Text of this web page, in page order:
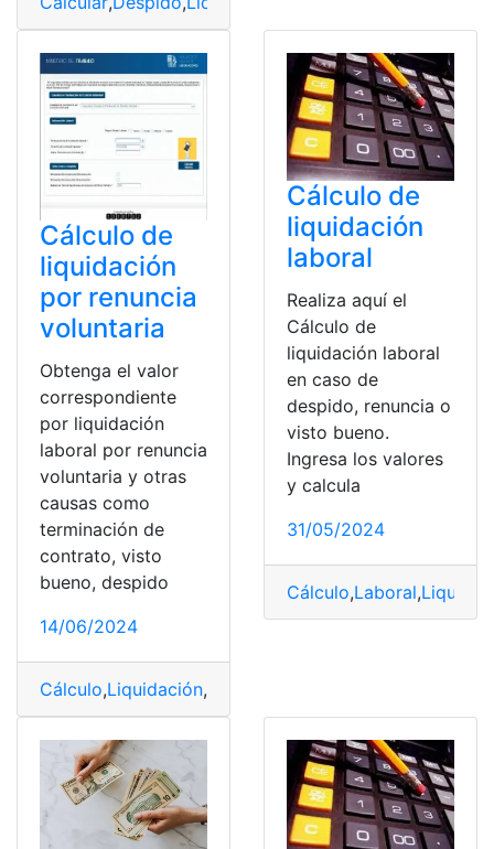
Cálculo de
liquidación
por renuncia
voluntaria
Obtenga el valor
correspondiente
por liquidación
laboral por renuncia
voluntaria y otras
causas como
terminación de
contrato, visto
bueno, despido
14/06/2024
Cálculo,Liquidación,
Cálculo de
liquidación
laboral
Realiza aquí el
Cálculo de
liquidación laboral
en caso de
despido, renuncia o
visto bueno.
Ingresa los valores
y calcula
31/05/2024
Cálculo,Laboral,